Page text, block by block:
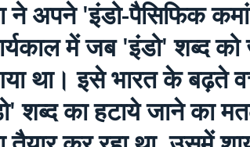
ने अपने 'इंडो-पैसिफिक
में जब 'इंडो' शब्द को
था। इसे भारत के बढ़ते
शब्द का हटाये जाने का